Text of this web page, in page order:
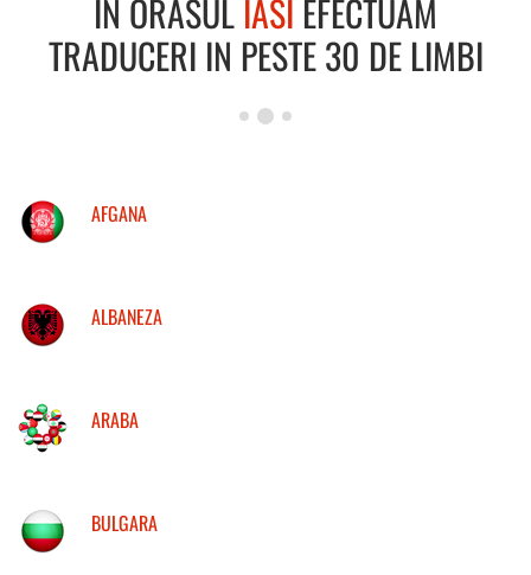
IN ORASUL IASI EFECTUAM
TRADUCERI IN PESTE 30 DE LIMBI
AFGANA
ALBANEZA
ARABA
BULGARA